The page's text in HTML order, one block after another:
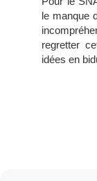
le manque
regretter
idées en